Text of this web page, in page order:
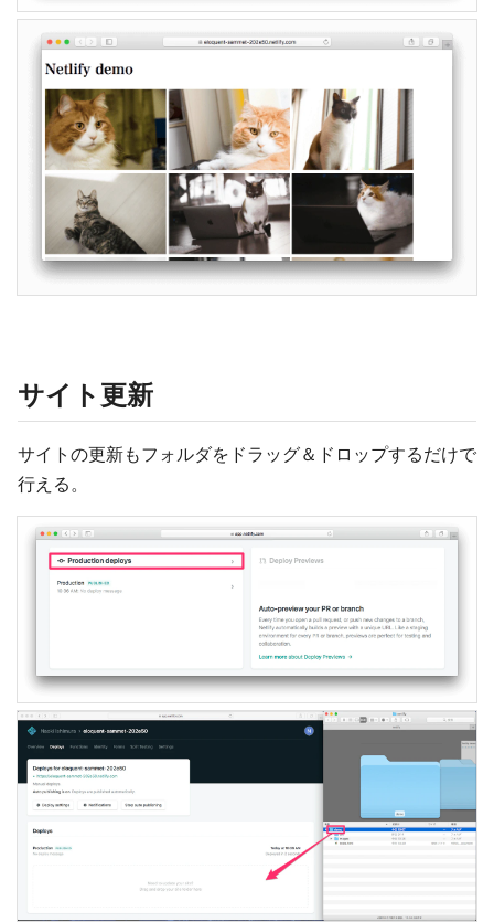
サイト更新
サイトの更新もフォルダをドラッグ＆ドロップするだけで
行える。